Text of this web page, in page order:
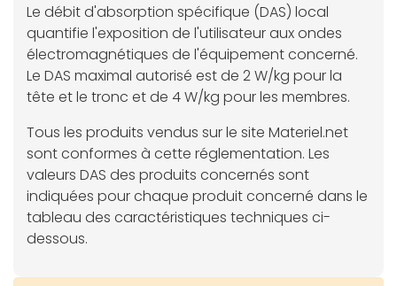
Le débit d'absorption spécifique (DAS) local
quantifie l'exposition de l'utilisateur aux ondes
électromagnétiques de l'équipement concerné.
Le DAS maximal autorisé est de 2 W/kg pour la
tête et le tronc et de 4 W/kg pour les membres.
Tous les produits vendus sur le site Materiel.net
sont conformes à cette réglementation. Les
valeurs DAS des produits concernés sont
indiquées pour chaque produit concerné dans le
tableau des caractéristiques techniques ci-
dessous.